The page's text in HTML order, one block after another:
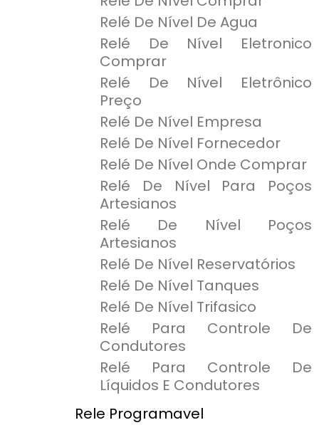
Relé De Nível De Agua
Relé De Nível Eletronico
Comprar
Relé De Nível Eletrônico
Preço
Relé De Nível Empresa
Relé De Nível Fornecedor
Relé De Nível Onde Comprar
Relé De Nível Para Poços
Artesianos
Relé De Nível Poços
Artesianos
Relé De Nível Reservatórios
Relé De Nível Tanques
Relé De Nível Trifasico
Relé Para Controle De
Condutores
Relé Para Controle De
Líquidos E Condutores
Rele Programavel